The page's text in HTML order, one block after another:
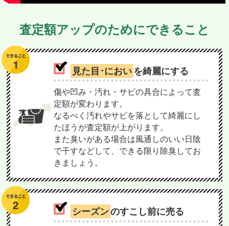
査定額アップのためにできること
見た目･におい を綺麗にする
傷や凹み・汚れ・サビの具合によって査
定額が変わります。
なるべく汚れやサビを落として綺麗にし
たほうが査定額が上がります。
また臭いがある場合は風通しのいい日陰
で干すなどして、できる限り除臭してお
きましょう。
シーズンのすこし前に売る